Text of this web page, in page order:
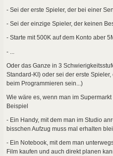
- Sei der erste Spieler, der bei einer
- Sei der einzige Spieler, der keinen
- Starte mit 500K auf dem Konto aber
- ...
Oder das Ganze in 3
Standard-KI) oder sei der erste
beim Programmieren sein...)
Wie wäre es, wenn man im
Beispiel
- Ein Handy, mit dem man im Studio
bisschen Aufzug muss mal erhalten
- Ein Notebook, mit dem man
Film kaufen und auch direkt planen